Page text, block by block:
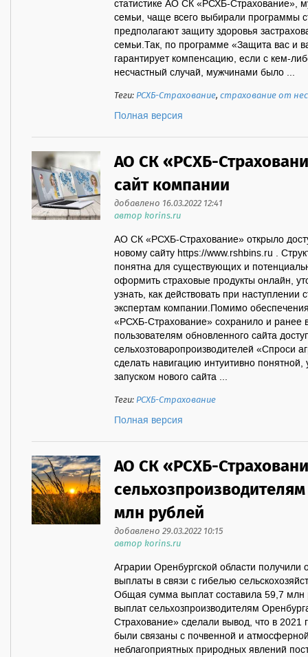
статистике АО СК «РСХБ-Страхование»,
семьи, чаще всего выбирали программы
предполагают защиту здоровья
семьи.Так, по программе «Защита вас и
гарантирует компенсацию, если с кем-
несчастный случай, мужчинами было ...
Теги:РСХБ-Страхование,страхование от
Полная версия
АО СК «РСХБ-
сайт компании
добавлено 16.03.2022 12:41
автор korins.ru
АО СК «РСХБ-Страхование» открыло
новому сайту https://www.rshbins.ru .
понятна для существующих и
оформить страховые продукты онлайн,
узнать, как действовать при наступлении
экспертам компании.Помимо
«РСХБ-Страхование» сохранило и ранее
пользователям обновленного сайта
сельхозтоваропроизводителей «Спроси
сделать навигацию интуитивно
запуском нового сайта ...
Теги:РСХБ-Страхование
Полная версия
АО СК «РСХБ-
млн рублей
добавлено 29.03.2022 10:15
автор korins.ru
Аграрии Оренбургской области
выплаты в связи с гибелью
Общая сумма выплат составила 59,7 млн
выплат сельхозпроизводителям
Страхование» сделали вывод, что в 2021
были связаны с почвенной и
неблагоприятных природных явлений